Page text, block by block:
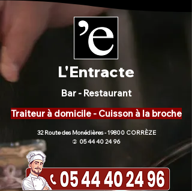
L'Entracte
Bar - Restaurant
Traiteur à domicile - Cuisson à la broche
32 Route des Monédières - 19800 CORRÈZE
) 05 44 40 24 96